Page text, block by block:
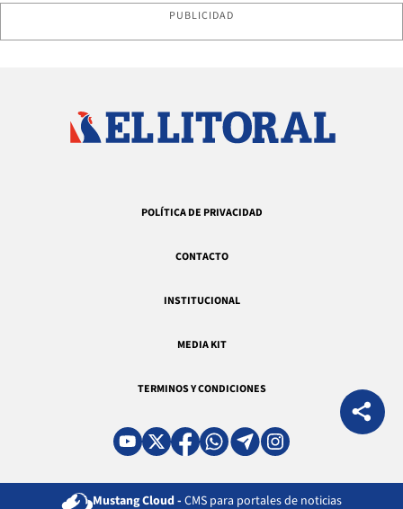
PUBLICIDAD
POLÍTICA DE PRIVACIDAD
CONTACTO
INSTITUCIONAL
MEDIA KIT
TERMINOS Y CONDICIONES
Mustang Cloud - CMS para portales de noticias